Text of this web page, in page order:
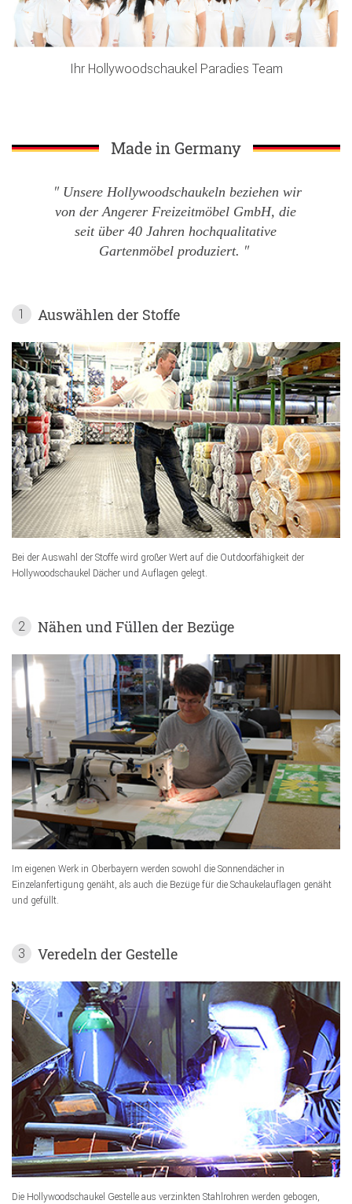
Ihr Hollywoodschaukel Paradies Team
Made in Germany
Unsere Hollywoodschaukeln beziehen wir
von der Angerer Freizeitmöbel GmbH, die
seit über 40 Jahren hochqualitative
Gartenmöbel produziert.
1 Auswählen der Stoffe
Bei der Auswahl der Stoffe wird großer Wert auf die Outdoorfähigkeit der
Hollywoodschaukel Dächer und Auflagen gelegt.
2 Nähen und Füllen der Bezüge
Im eigenen Werk in Oberbayern werden sowohl die Sonnendächer in
Einzelanfertigung genäht, als auch die Bezüge für die Schaukelauflagen genäht
und gefüllt.
3 Veredeln der Gestelle
Die Hollywoodschaukel Gestelle aus verzinkten Stahlrohren werden gebogen,